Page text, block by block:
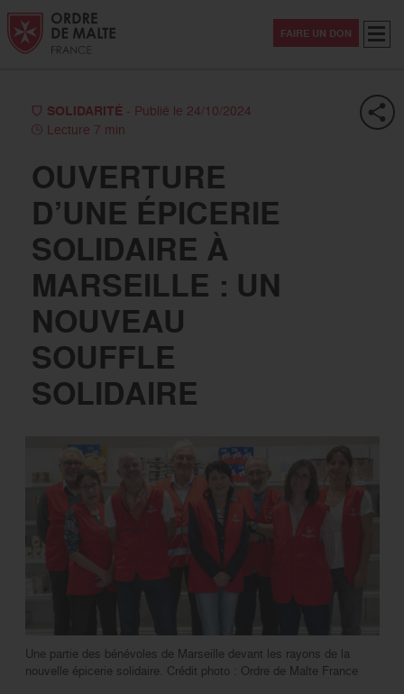
Aller au contenu
Aller à la recherche
Aller au menu
FAIRE UN DON
SOLIDARITÉ - Publié le 24/10/2024
Lecture 7 min
OUVERTURE
D’UNE ÉPICERIE
SOLIDAIRE À
MARSEILLE : UN
NOUVEAU
SOUFFLE
SOLIDAIRE
Une partie des bénévoles de Marseille devant les rayons de la
nouvelle épicerie solidaire. Crédit photo : Ordre de Malte France